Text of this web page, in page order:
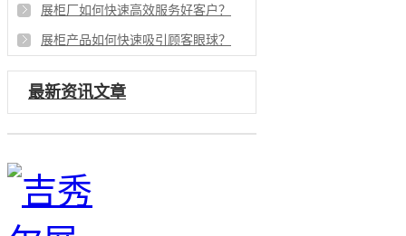
展柜厂如何快速高效服务好客户？
展柜产品如何快速吸引顾客眼球？
最新资讯文章